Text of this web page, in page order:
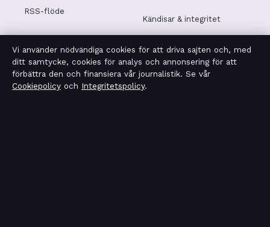
RSS-flöde
Kändisar & integritet
Integritetspolicy
Vi använder nödvändiga cookies för att driva sajten och, med
ditt samtycke, cookies för analys och annonsering för att
förbättra den och finansiera vår journalistik. Se vår
Cookiepolicy och Integritetspolicy.